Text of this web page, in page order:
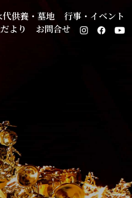
代供養・墓地
行事・イベント
より お問合せ